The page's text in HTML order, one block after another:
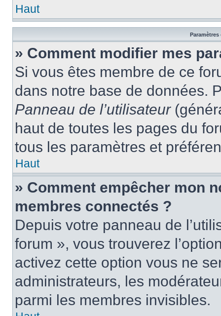
Haut
Paramètres
» Comment modifier mes
Si vous êtes membre de ce
dans notre base de données.
Panneau de l’utilisateur
haut de toutes les pages du
tous les paramètres et
Haut
» Comment empêcher mon
membres connectés ?
Depuis votre panneau de
forum », vous trouverez
activez cette option vous ne
administrateurs, les
parmi les membres invisibles.